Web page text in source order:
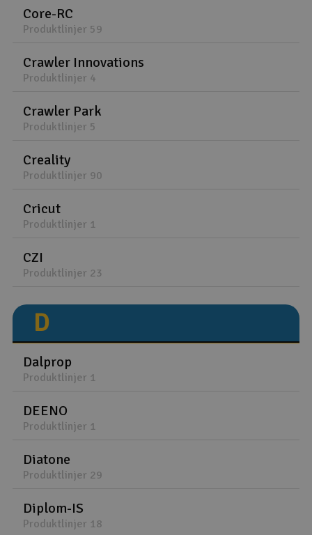
Core-RC
Produktlinjer 59
Crawler Innovations
Produktlinjer 4
Crawler Park
Produktlinjer 5
Creality
Produktlinjer 90
Cricut
Produktlinjer 1
CZI
Produktlinjer 23
D
Dalprop
Produktlinjer 1
DEENO
Produktlinjer 1
Diatone
Produktlinjer 29
Diplom-IS
Produktlinjer 18